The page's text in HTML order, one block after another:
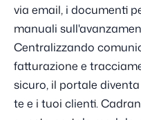
via email, i documenti
manuali
Centralizzando
fatturazione e
sicuro, il portale
te e i tuoi clienti.